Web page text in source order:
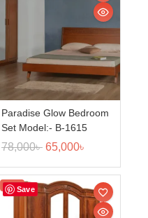
Paradise Glow Bedroom
Set Model:- B-1615
78,000৳ 65,000৳
Save
Sale!